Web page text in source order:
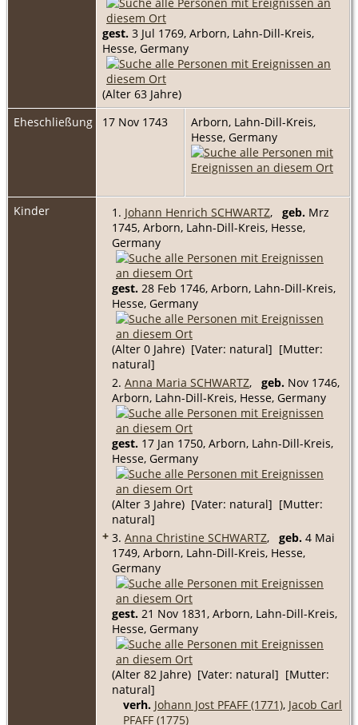
gest. 3 Jul 1769, Arborn, Lahn-Dill-Kreis,
Hesse, Germany
(Alter 63 Jahre)
Eheschließung
17 Nov 1743
Arborn, Lahn-Dill-Kreis,
Hesse, Germany
Kinder 1. Johann Henrich SCHWARTZ, geb. Mrz
1745, Arborn, Lahn-Dill-Kreis, Hesse,
Germany
gest. 28 Feb 1746, Arborn, Lahn-Dill-Kreis,
Hesse, Germany
(Alter 0 Jahre) [Vater: natural] [Mutter:
natural]
2. Anna Maria SCHWARTZ, geb. Nov 1746,
Arborn, Lahn-Dill-Kreis, Hesse, Germany
gest. 17 Jan 1750, Arborn, Lahn-Dill-Kreis,
Hesse, Germany
(Alter 3 Jahre) [Vater: natural] [Mutter:
natural]
+ 3. Anna Christine SCHWARTZ, geb. 4 Mai
1749, Arborn, Lahn-Dill-Kreis, Hesse,
Germany
gest. 21 Nov 1831, Arborn, Lahn-Dill-Kreis,
Hesse, Germany
(Alter 82 Jahre) [Vater: natural] [Mutter:
natural]
verh. Johann Jost PFAFF (1771), Jacob Carl
PFAFF (1775)